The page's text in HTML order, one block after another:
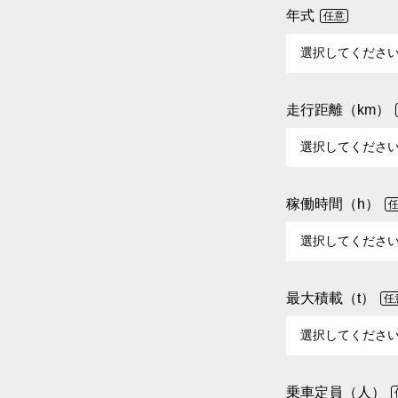
年式 任意
走行距離（km）
稼働時間（h）
最大積載（t） 任
乗車定員（人）